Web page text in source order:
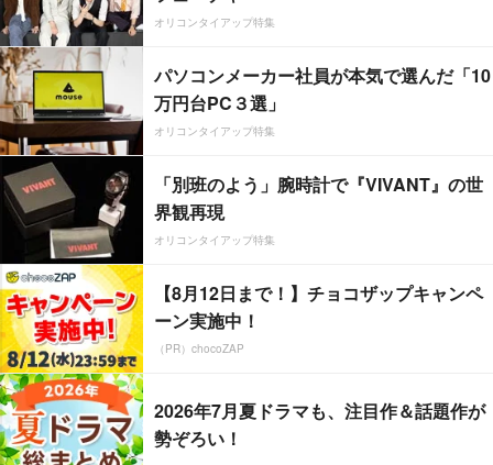
オリコンタイアップ特集
パソコンメーカー社員が本気で選んだ「10
万円台PC３選」
オリコンタイアップ特集
「別班のよう」腕時計で『VIVANT』の世
界観再現
オリコンタイアップ特集
【8月12日まで！】チョコザップキャンペ
ーン実施中！
（PR）chocoZAP
2026年7月夏ドラマも、注目作＆話題作が
勢ぞろい！